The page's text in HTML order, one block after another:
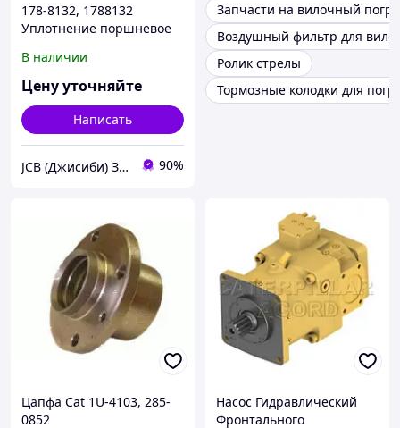
178-8132, 1788132
Уплотнение поршневое
428, 430, 432, 438, 442
В наличии
Цену уточняйте
Написать
JCB (Джисиби) Запчасти - Сервис - Ремонт спецтехники 90%
Запчасти на вилочный
Воздушный фильтр для
Ролик стрелы
Тормозные колодки для
Цапфа Cat 1U-4103, 285-
0852
Насос Гидравлический
Фронтального